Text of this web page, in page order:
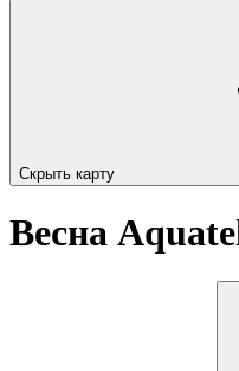
Скрыть карту
Весна